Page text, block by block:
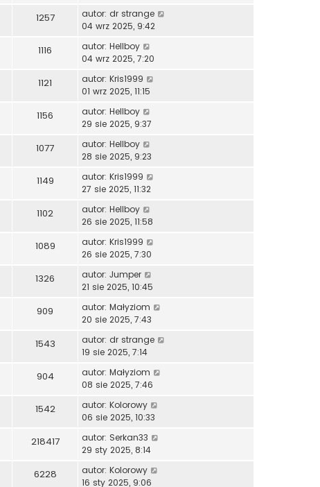
1257 autor: dr strange
04 wrz 2025, 9:42
1116 autor: Hellboy
04 wrz 2025, 7:20
1121 autor: Kris1999
01 wrz 2025, 11:15
1156 autor: Hellboy
29 sie 2025, 9:37
1077 autor: Hellboy
28 sie 2025, 9:23
1149 autor: Kris1999
27 sie 2025, 11:32
1102 autor: Hellboy
26 sie 2025, 11:58
1089 autor: Kris1999
26 sie 2025, 7:30
1326 autor: Jumper
21 sie 2025, 10:45
909 autor: Małyziom
20 sie 2025, 7:43
1543 autor: dr strange
19 sie 2025, 7:14
904 autor: Małyziom
08 sie 2025, 7:46
1542 autor: Kolorowy
06 sie 2025, 10:33
218417 autor: Serkan33
29 sty 2025, 8:14
6228 autor: Kolorowy
16 sty 2025, 9:06